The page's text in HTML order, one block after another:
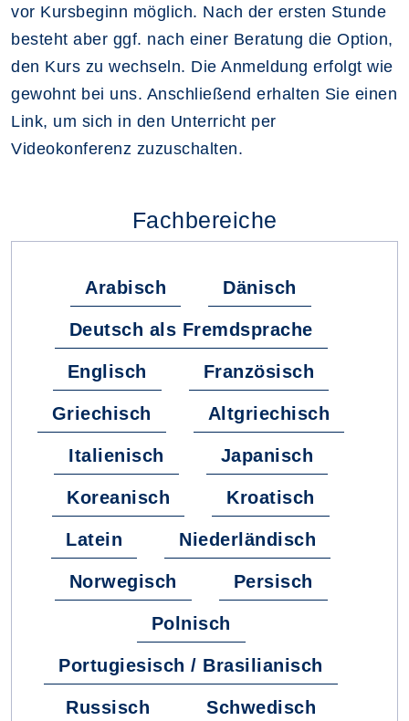
vor Kursbeginn möglich. Nach der ersten Stunde
besteht aber ggf. nach einer Beratung die Option,
den Kurs zu wechseln. Die Anmeldung erfolgt wie
gewohnt bei uns. Anschließend erhalten Sie einen
Link, um sich in den Unterricht per
Videokonferenz zuzuschalten.
Fachbereiche
Arabisch Dänisch
Deutsch als Fremdsprache
Englisch Französisch
Griechisch Altgriechisch
Italienisch Japanisch
Koreanisch Kroatisch
Latein Niederländisch
Norwegisch Persisch
Polnisch
Portugiesisch / Brasilianisch
Russisch Schwedisch